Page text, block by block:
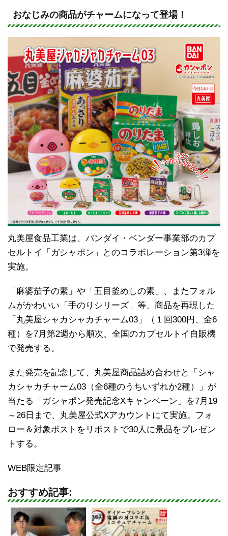
e
c
e
b
o
o
k
おなじみの商品がチャームになって登場！
丸美屋食品工業は、バンダイ・ベンダー事業部のカプ
セルトイ「ガシャポン」とのコラボレーション第3弾を
実施。
「麻婆茄子の素」や「五目釜めしの素」、またフォル
ムがかわいい「手のりシリーズ」等、商品を再現した
「丸美屋シャカシャカチャーム03」（１回300円、全6
種）を7月第2週から順次、全国のカプセルトイ自販機
で発売する。
また発売を記念して、丸美屋商品詰め合わせと「シャ
カシャカチャーム03（全6種のうちいずれか2種）」が
当たる「ガシャポン発売記念Xキャンペーン」を7月19
～26日まで、丸美屋公式Xアカウントにて実施。フォ
ロー＆対象ポストをリポストで30人に景品をプレゼン
トする。
WEB限定記事
おすすめ記事: